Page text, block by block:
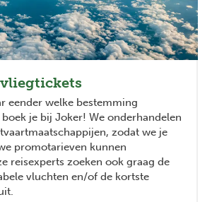
eender welke bestemming
je bij Joker! We onderhandelen
zodat we je
promotarieven kunnen
reisexperts zoeken ook graag de
vluchten en/of de kortste